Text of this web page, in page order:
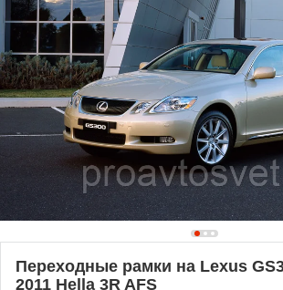
Переходные рамки на Lexus
2011 Hella 3R AFS